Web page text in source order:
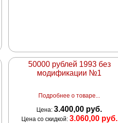
50000 рублей 1993 без
модификации №1
Подробнее о товаре...
Цена:3.400,00 руб.
Цена со скидкой: 3.060,00 руб.